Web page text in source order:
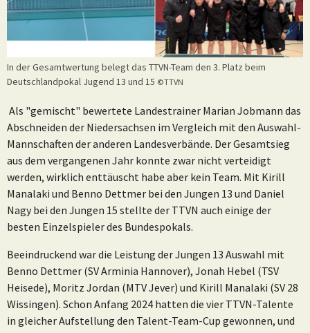
In der Gesamtwertung belegt das TTVN-Team den 3. Platz beim
Deutschlandpokal Jugend 13 und 15 ©TTVN
Als "gemischt" bewertete Landestrainer Marian Jobmann das
Abschneiden der Niedersachsen im Vergleich mit den Auswahl-
Mannschaften der anderen Landesverbände. Der Gesamtsieg
aus dem vergangenen Jahr konnte zwar nicht verteidigt
werden, wirklich enttäuscht habe aber kein Team. Mit Kirill
Manalaki und Benno Dettmer bei den Jungen 13 und Daniel
Nagy bei den Jungen 15 stellte der TTVN auch einige der
besten Einzelspieler des Bundespokals.
Beeindruckend war die Leistung der Jungen 13 Auswahl mit
Benno Dettmer (SV Arminia Hannover), Jonah Hebel (TSV
Heisede), Moritz Jordan (MTV Jever) und Kirill Manalaki (SV 28
Wissingen). Schon Anfang 2024 hatten die vier TTVN-Talente
in gleicher Aufstellung den Talent-Team-Cup gewonnen, und